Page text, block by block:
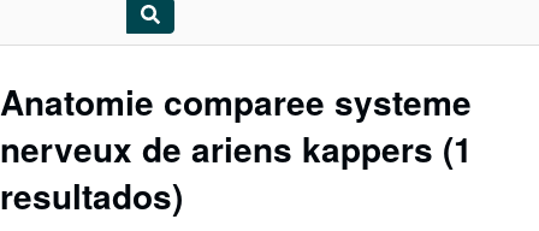
Consultar mis pedidos
Cerrar sesión
Búsqueda avanzada
Anatomie comparee systeme
nerveux de ariens kappers (1
resultados)